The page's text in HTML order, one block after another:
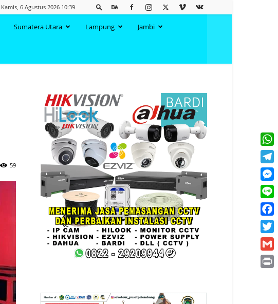
Kamis, 6 Agustus 2026 10:39
Sumatera Utara Lampung Jambi
59
Line